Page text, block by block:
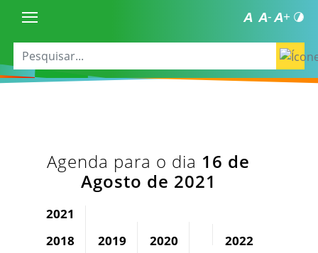
Agenda para o dia 16 de
Agosto de 2021
2021
2018
2019 2020 2022